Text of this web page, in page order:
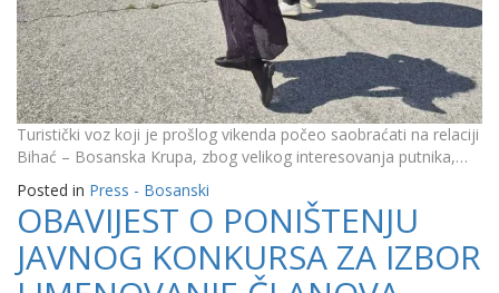
Turistički voz koji je prošlog vikenda počeo saobraćati na relaciji
Bihać – Bosanska Krupa, zbog velikog interesovanja putnika,…
Posted in Press - Bosanski
OBAVIJEST O PONIŠTENJU
JAVNOG KONKURSA ZA IZBOR